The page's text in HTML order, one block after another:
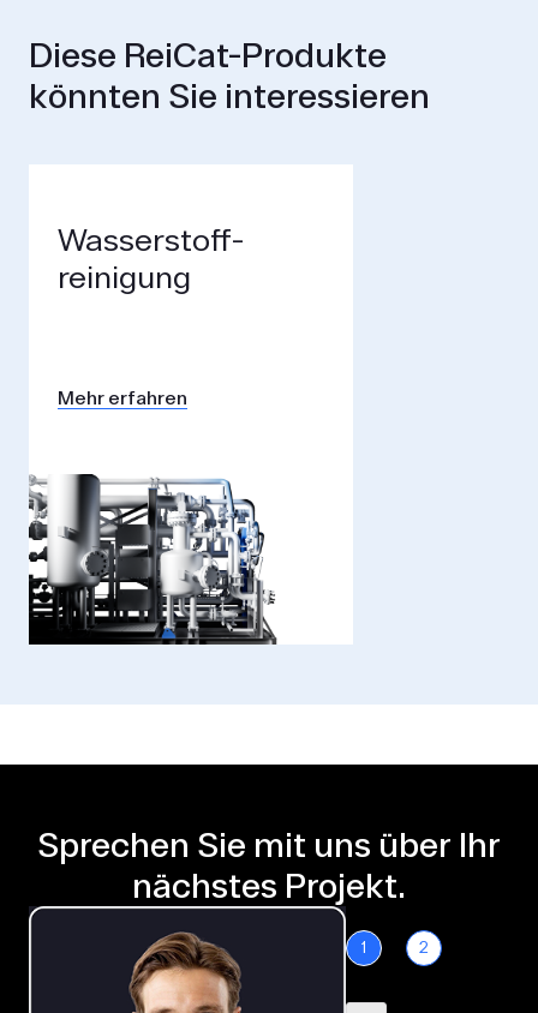
Diese ReiCat-Produkte
könnten Sie interessieren
Wasserstoff­
reinigung
Mehr erfahren
Sprechen Sie mit uns über Ihr
nächstes Projekt.
1 2